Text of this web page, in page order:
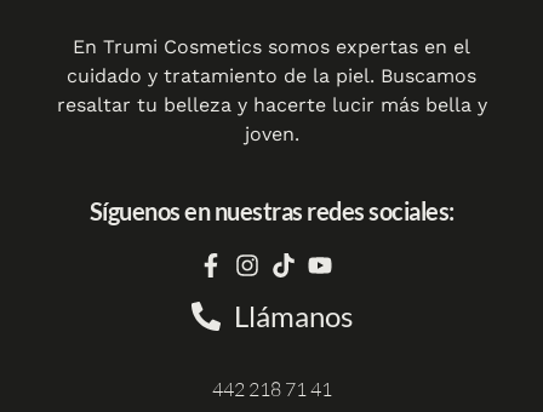
En Trumi Cosmetics somos expertas en el
cuidado y tratamiento de la piel. Buscamos
resaltar tu belleza y hacerte lucir más bella y
joven.
Síguenos en nuestras redes sociales:
Llámanos
442 218 71 41